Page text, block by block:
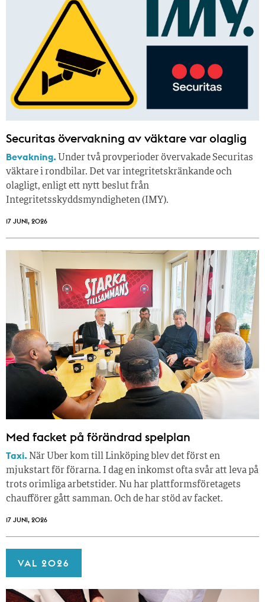
Securitas övervakning av väktare var olaglig
Bevakning. Under två provperioder övervakade Securitas
väktare i rondbilar. Det var integritetskränkande och
olagligt, enligt ett nytt beslut från
Integritetsskyddsmyndigheten (IMY).
17 JUNI, 2026
Med facket på förändrad spelplan
Taxi. När Uber kom till Linköping blev det först en
mjukstart för förarna. I dag en inkomst ofta svår att leva på
trots orimliga arbetstider. Nu har plattformsföretagets
chaufförer gått samman. Och de har stöd av facket.
17 JUNI, 2026
VAL 2026